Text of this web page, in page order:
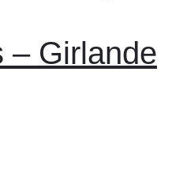
– Girlande